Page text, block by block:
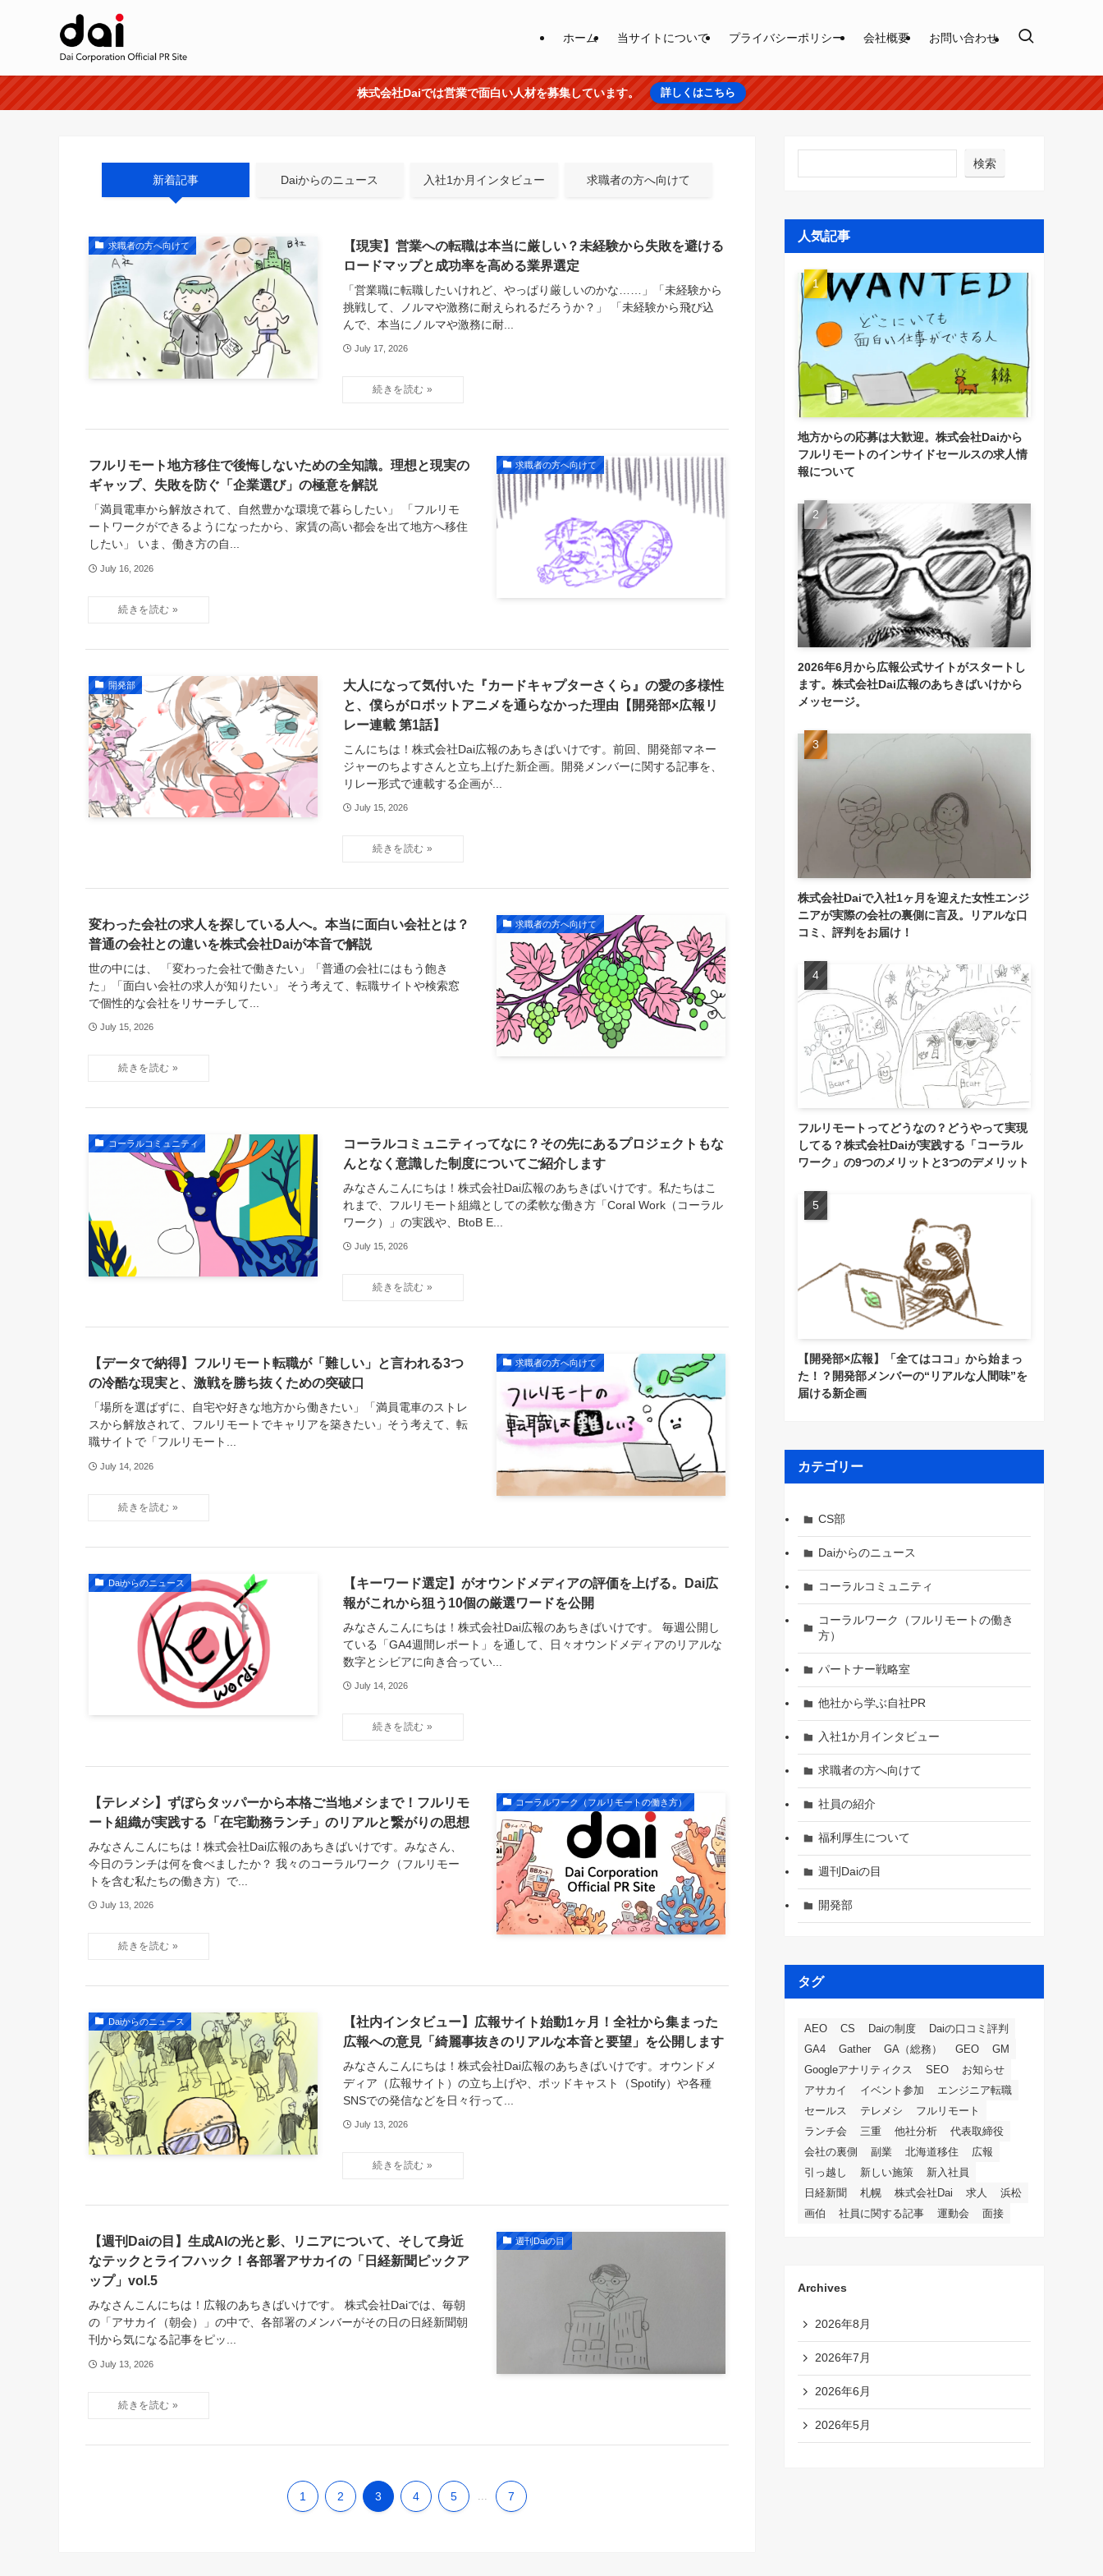
ホーム 当サイトについて プライバシーポリシー 会社概要 お問い合わせ
株式会社Daiでは営業で面白い人材を募集しています。 詳しくはこちら
新着記事 Daiからのニュース 入社1か月インタビュー 求職者の方へ向けて
求職者の方へ向けて
【現実】営業への転職は本当に厳しい？未経験から失敗を避ける
ロードマップと成功率を高める業界選定
「営業職に転職したいけれど、やっぱり厳しいのかな……」「未経験から
挑戦して、ノルマや激務に耐えられるだろうか？」 「未経験から飛び込
んで、本当にノルマや激務に耐...
July 17, 2026
求職者の方へ向けて
フルリモート地方移住で後悔しないための全知識。理想と現実の
ギャップ、失敗を防ぐ「企業選び」の極意を解説
「満員電車から解放されて、自然豊かな環境で暮らしたい」 「フルリモ
ートワークができるようになったから、家賃の高い都会を出て地方へ移住
したい」 いま、働き方の自...
July 16, 2026
開発部
大人になって気付いた『カードキャプターさくら』の愛の多様性
と、僕らがロボットアニメを通らなかった理由【開発部×広報リ
レー連載 第1話】
こんにちは！株式会社Dai広報のあちきばいけです。前回、開発部マネー
ジャーのちよすさんと立ち上げた新企画。開発メンバーに関する記事を、
リレー形式で連載する企画が...
July 15, 2026
求職者の方へ向けて
変わった会社の求人を探している人へ。本当に面白い会社とは？
普通の会社との違いを株式会社Daiが本音で解説
世の中には、 「変わった会社で働きたい」「普通の会社にはもう飽き
た」「面白い会社の求人が知りたい」 そう考えて、転職サイトや検索窓
で個性的な会社をリサーチして...
July 15, 2026
コーラルコミュニティ
コーラルコミュニティってなに？その先にあるプロジェクトもな
んとなく意識した制度についてご紹介します
みなさんこんにちは！株式会社Dai広報のあちきばいけです。私たちはこ
れまで、フルリモート組織としての柔軟な働き方「Coral Work（コーラル
ワーク）」の実践や、BtoB E...
July 15, 2026
求職者の方へ向けて
【データで納得】フルリモート転職が「難しい」と言われる3つ
の冷酷な現実と、激戦を勝ち抜くための突破口
「場所を選ばずに、自宅や好きな地方から働きたい」「満員電車のストレ
スから解放されて、フルリモートでキャリアを築きたい」そう考えて、転
職サイトで「フルリモート...
July 14, 2026
Daiからのニュース
【キーワード選定】がオウンドメディアの評価を上げる。Dai広
報がこれから狙う10個の厳選ワードを公開
みなさんこんにちは！株式会社Dai広報のあちきばいけです。 毎週公開し
ている「GA4週間レポート」を通して、日々オウンドメディアのリアルな
数字とシビアに向き合ってい...
July 14, 2026
コーラルワーク（フルリモートの働き方）
【テレメシ】ずぼらタッパーから本格ご当地メシまで！フルリモ
ート組織が実践する「在宅勤務ランチ」のリアルと繋がりの思想
みなさんこんにちは！株式会社Dai広報のあちきばいけです。みなさん、
今日のランチは何を食べましたか？ 我々のコーラルワーク（フルリモー
トを含む私たちの働き方）で...
July 13, 2026
Daiからのニュース
【社内インタビュー】広報サイト始動1ヶ月！全社から集まった
広報への意見「綺麗事抜きのリアルな本音と要望」を公開します
みなさんこんにちは！株式会社Dai広報のあちきばいけです。オウンドメ
ディア（広報サイト）の立ち上げや、ポッドキャスト（Spotify）や各種
SNSでの発信などを日々行って...
July 13, 2026
週刊Daiの目
【週刊Daiの目】生成AIの光と影、リニアについて、そして身近
なテックとライフハック！各部署アサカイの「日経新聞ピックア
ップ」vol.5
みなさんこんにちは！広報のあちきばいけです。 株式会社Daiでは、毎朝
の「アサカイ（朝会）」の中で、各部署のメンバーがその日の日経新聞朝
刊から気になる記事をピッ...
July 13, 2026
1 2 3 4 5 7
検索
人気記事
地方からの応募は大歓迎。株式会社Daiから
フルリモートのインサイドセールスの求人情
報について
2026年6月から広報公式サイトがスタートし
ます。株式会社Dai広報のあちきばいけから
メッセージ。
株式会社Daiで入社1ヶ月を迎えた女性エンジ
ニアが実際の会社の裏側に言及。リアルな口
コミ、評判をお届け！
フルリモートってどうなの？どうやって実現
してる？株式会社Daiが実践する「コーラル
ワーク」の9つのメリットと3つのデメリット
【開発部×広報】「全てはココ」から始まっ
た！？開発部メンバーの“リアルな人間味”を
届ける新企画
カテゴリー
CS部
Daiからのニュース
コーラルコミュニティ
コーラルワーク（フルリモートの働き
方）
パートナー戦略室
他社から学ぶ自社PR
入社1か月インタビュー
求職者の方へ向けて
社員の紹介
福利厚生について
週刊Daiの目
開発部
タグ
AEO CS Daiの制度
Daiの口コミ評判
GA4
Gather GA（総務） GEO
GM
Googleアナリティクス
SEO
お知らせ
アサカイ
イベント参加
エンジニア転職
セールス
テレメシ
フルリモート
ランチ会
三重 他社分析
代表取締役
会社の裏側
副業 北海道移住
広報
引っ越し
新しい施策
新入社員
日経新聞
札幌 株式会社Dai 求人
浜松
画伯
社員に関する記事 運動会 面接
Archives
2026年8月
2026年7月
2026年6月
2026年5月